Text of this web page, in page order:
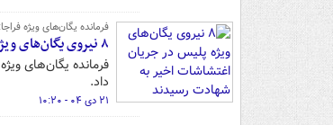
فرمانده یگان‌های ویژه فراجا:
۸ نیروی یگان‌های ویژه پلیس در جریان اغتشاشات اخیر به شهادت رسیدند
فرمانده یگان‌های
داد.
۲۱ دی ۰۴ - ۱۰:۲۰